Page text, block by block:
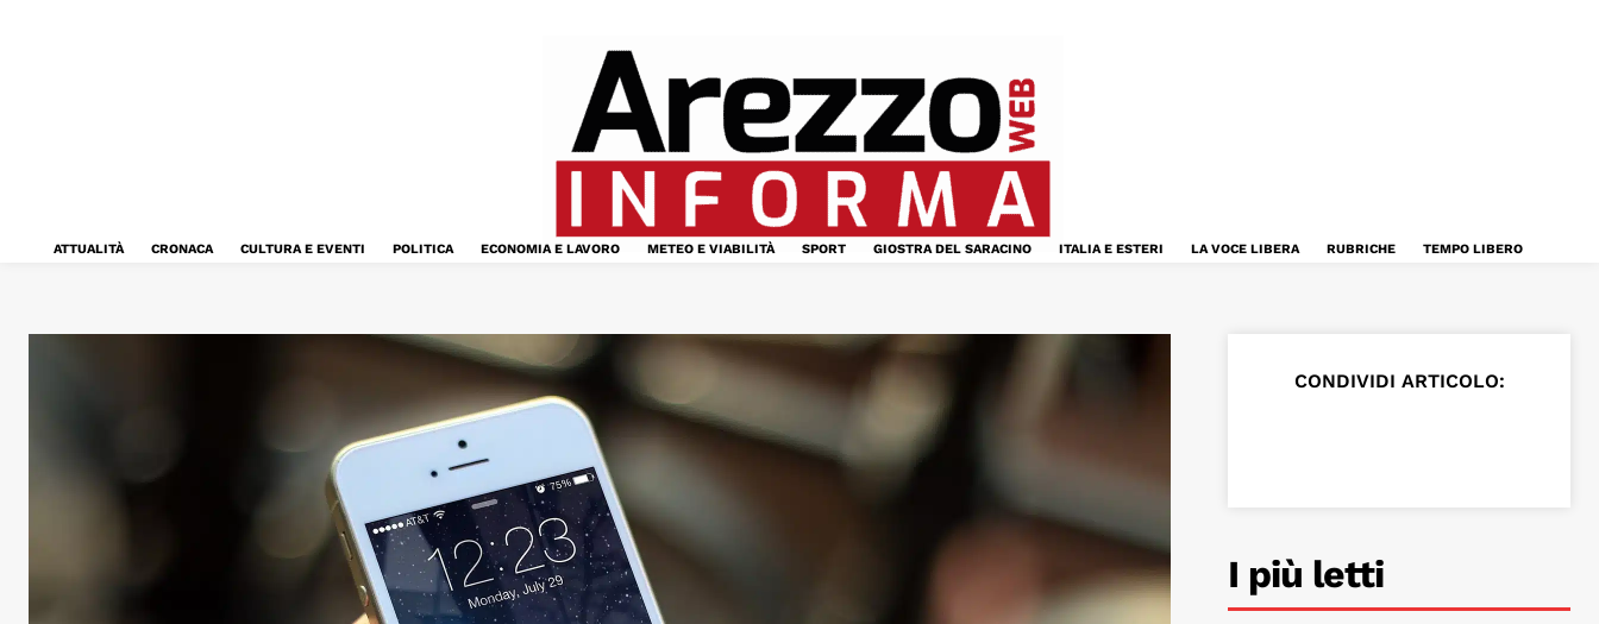
ATTUALITÀ CRONACA CULTURA E EVENTI POLITICA ECONOMIA E LAVORO METEO E VIABILITÀ SPORT GIOSTRA DEL SARACINO ITALIA E ESTERI LA VOCE LIBERA RUBRICHE TEMPO LIBERO
CONDIVIDI ARTICOLO:
I più letti